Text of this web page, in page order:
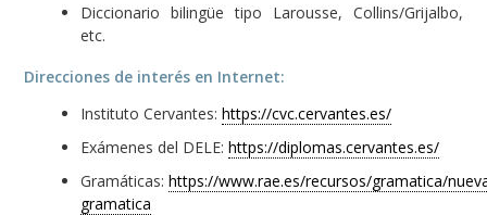
Diccionario bilingüe tipo Larousse, Collins/Grijalbo,
etc.
Direcciones de interés en Internet:
Instituto Cervantes:https://cvc.cervantes.es/
Exámenes del DELE:https://diplomas.cervantes.es/
Gramáticas:https://www.rae.es/recursos/gramatica/
gramatica